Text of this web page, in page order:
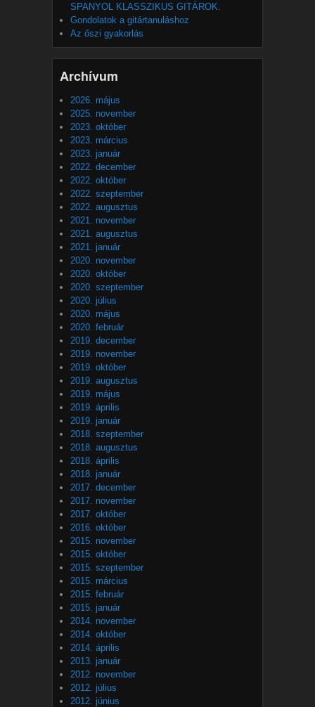
SPANYOL KLASSZIKUS GITÁROK.
Gondolatok a gitártanuláshoz
Az őszi gyakorlás
Archívum
2026. május
2025. november
2023. október
2023. március
2023. január
2022. december
2022. október
2022. szeptember
2022. augusztus
2021. november
2021. augusztus
2021. január
2020. november
2020. október
2020. szeptember
2020. július
2020. május
2020. február
2019. december
2019. november
2019. október
2019. augusztus
2019. május
2019. április
2019. január
2018. szeptember
2018. augusztus
2018. április
2018. január
2017. december
2017. november
2017. október
2016. október
2015. november
2015. október
2015. szeptember
2015. március
2015. február
2015. január
2014. november
2014. október
2014. április
2013. január
2012. november
2012. július
2012. június